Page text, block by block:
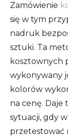
Zamówienie
się w tym
nadruk
sztuki. Ta
kosztownych
wykonywany
kolorów
na cenę. Daje
sytuacji, gdy
przetestować